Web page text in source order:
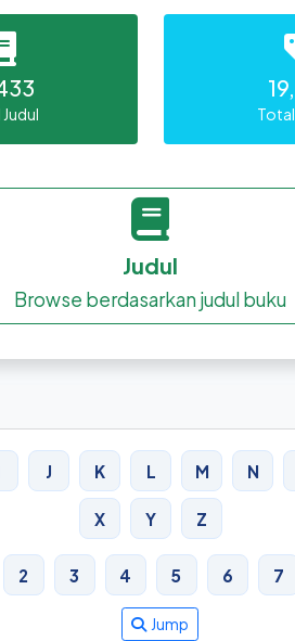
Judul
Browse berdasarkan judul buku
J K L M N
X Y Z
2 3 4 5 6 7
Jump